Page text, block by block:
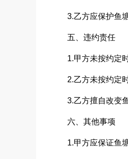
3.乙方应保护鱼
五、违约责任
1.甲方未按约定
2.乙方未按约定
3.乙方擅自改变
六、其他事项
1.甲方应保证鱼